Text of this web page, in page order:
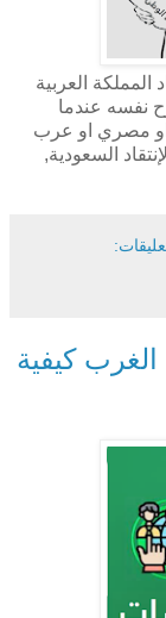
المملكة العربية
نفسه عندما
او مصري او عرب
السعودية,
الغرب كيفية